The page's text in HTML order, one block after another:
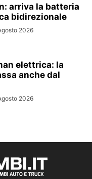
arriva la batteria
bidirezionale
2026
elettrica: la
anche dal
2026